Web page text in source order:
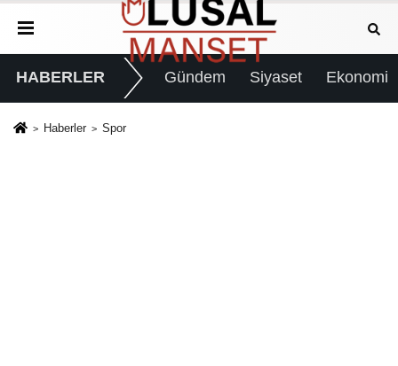
HABERLER Gündem Siyaset Ekonomi
Haberler Spor